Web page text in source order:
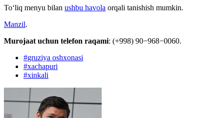
Toʻliq menyu bilan ushbu havola orqali tanishish mumkin.
Manzil.
Murojaat uchun telefon raqami: (+998) 90−968−0060.
#gruziya oshxonasi
#xachapuri
#xinkali